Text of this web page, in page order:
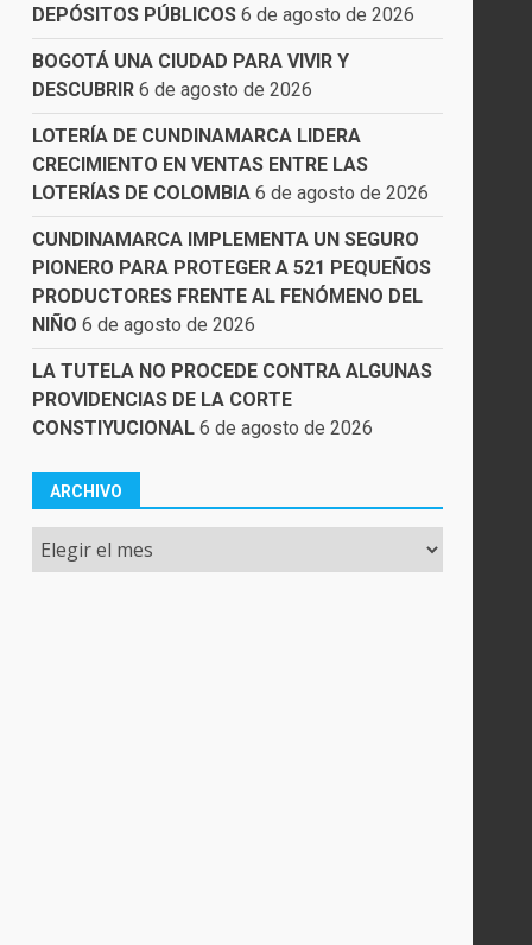
DEPÓSITOS PÚBLICOS 6 de agosto de 2026
BOGOTÁ UNA CIUDAD PARA VIVIR Y
DESCUBRIR 6 de agosto de 2026
LOTERÍA DE CUNDINAMARCA LIDERA
CRECIMIENTO EN VENTAS ENTRE LAS
LOTERÍAS DE COLOMBIA 6 de agosto de 2026
CUNDINAMARCA IMPLEMENTA UN SEGURO
PIONERO PARA PROTEGER A 521 PEQUEÑOS
PRODUCTORES FRENTE AL FENÓMENO DEL
NIÑO 6 de agosto de 2026
LA TUTELA NO PROCEDE CONTRA ALGUNAS
PROVIDENCIAS DE LA CORTE
CONSTIYUCIONAL 6 de agosto de 2026
ARCHIVO
Archivo